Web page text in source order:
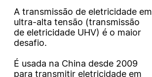
A transmissão de eletricidade em
ultra-alta tensão (transmissão
de eletricidade UHV) é o maior
desafio.
É usada na China desde 2009
para transmitir eletricidade em